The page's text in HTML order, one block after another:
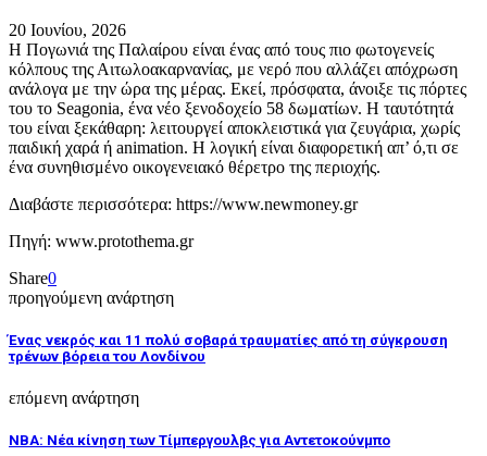
20 Ιουνίου, 2026
Η Πογωνιά της Παλαίρου είναι ένας από τους πιο φωτογενείς
κόλπους της Αιτωλοακαρνανίας, με νερό που αλλάζει απόχρωση
ανάλογα με την ώρα της μέρας. Εκεί, πρόσφατα, άνοιξε τις πόρτες
του το Seagonia, ένα νέο ξενοδοχείο 58 δωματίων. Η ταυτότητά
του είναι ξεκάθαρη: λειτουργεί αποκλειστικά για ζευγάρια, χωρίς
παιδική χαρά ή animation. Η λογική είναι διαφορετική απ’ ό,τι σε
ένα συνηθισμένο οικογενειακό θέρετρο της περιοχής.
Διαβάστε περισσότερα: https://www.newmoney.gr
Πηγή: www.protothema.gr
Share0
προηγούμενη ανάρτηση
Ένας νεκρός και 11 πολύ σοβαρά τραυματίες από τη σύγκρουση
τρένων βόρεια του Λονδίνου
επόμενη ανάρτηση
NBA: Νέα κίνηση των Τίμπεργουλβς για Αντετοκούνμπο